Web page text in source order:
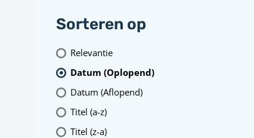
Sorteren op
Relevantie
Datum (Oplopend)
Datum (Aflopend)
Titel (a-z)
Titel (z-a)